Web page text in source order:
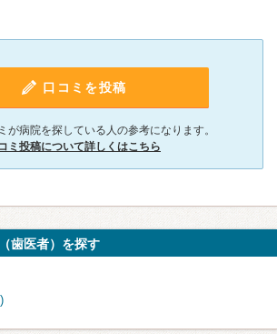
口コミを投稿
が病院を探している人の参考になります。
ミ投稿について詳しくはこちら
歯医者）を探す